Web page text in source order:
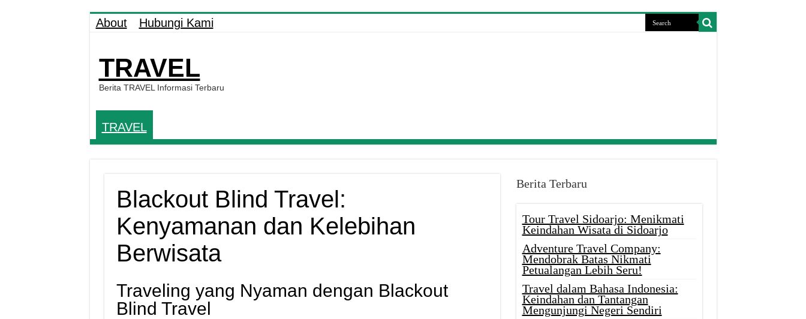
About Hubungi Kami
TRAVEL
Berita TRAVEL Informasi Terbaru
TRAVEL
Blackout Blind Travel:
Kenyamanan dan Kelebihan
Berwisata
Traveling yang Nyaman dengan Blackout
Blind Travel
Berita Terbaru
Tour Travel Sidoarjo: Menikmati
Keindahan Wisata di Sidoarjo
Adventure Travel Company:
Mendobrak Batas Nikmati
Petualangan Lebih Seru!
Travel dalam Bahasa Indonesia:
Keindahan dan Tantangan
Mengunjungi Negeri Sendiri